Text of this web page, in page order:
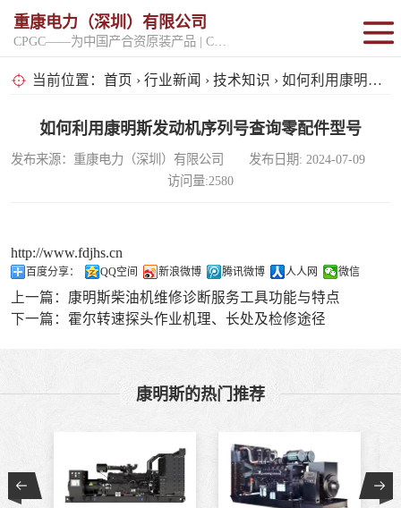
重康电力（深圳）有限公司
当前位置： 首页 › 行业新闻 › 技术知识 › 如何利用康明斯发动机序列号查询零配件型号
如何利用康明斯发动机序列号查询零配件型号
发布来源：重康电力（深圳）有限公司 发布日期: 2024-07-09
访问量:2580
http://www.fdjhs.cn
百度分享： QQ空间 新浪微博 腾讯微博 人人网 微信
上一篇： 康明斯柴油机维修诊断服务工具功能与特点
下一篇： 霍尔转速探头作业机理、长处及检修途径
康明斯的热门推荐
固定开架式
超静音型
移动电站